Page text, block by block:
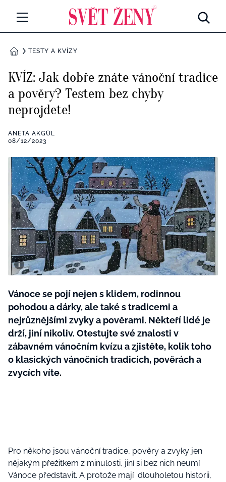
CELEBRITY
Všechny kategorie
Rozhovory
RETROHUBKY
Všechny kategorie
Seberozvoj
Všechny kategorie
Životní styl
ZÁBAVA
Všechny kategorie
Testy a kvízy
BYDLENÍ
Všechny kategorie
Tvoření
Rady a tipy
BurdaMedia
Extra
SVĚT ŽENY - 599 KČ
ROČNÍ PŘEDPLATNÉ SVĚT ŽENY +
DOMŮTESTY A KVÍZY
KVÍZ: Jak dobře znáte vánoční tradice
a pověry? Testem bez chyby
neprojdete!
ANETA AKGÜL
08/12/2023
Vánoce se pojí nejen s klidem, rodinnou
pohodou a dárky, ale také s tradicemi a
nejrůznějšími zvyky a pověrami. Někteří lidé je
drží, jiní nikoliv. Otestujte své znalosti v
zábavném vánočním kvízu a zjistěte, kolik toho
o klasických vánočních tradicích, pověrách a
zvycích víte.
Pro někoho jsou vánoční tradice, pověry a zvyky jen
nějakým přežitkem z minulosti, jiní si bez nich neumí
Vánoce představit. A protože mají dlouholetou historii,